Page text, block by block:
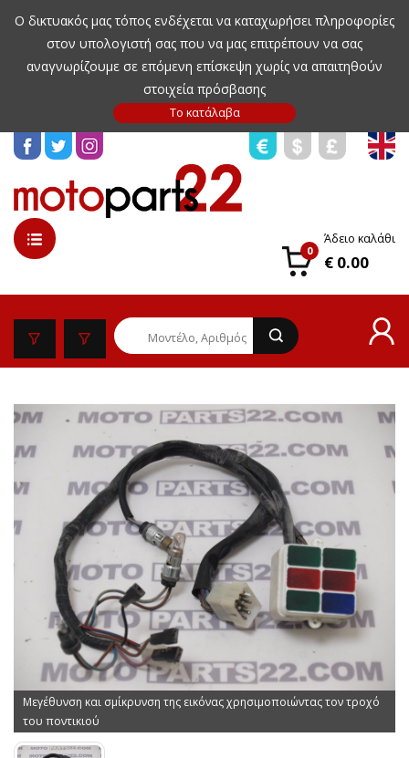
Ο δικτυακός μας τόπος ενδέχεται να καταχωρήσει πληροφορίες
στον υπολογιστή σας που να μας επιτρέπουν να σας
αναγνωρίζουμε σε επόμενη επίσκεψη χωρίς να απαιτηθούν
στοιχεία πρόσβασης
0
Άδειο καλάθι
€ 0.00
Μεγέθυνση και σμίκρυνση της εικόνας χρησιμοποιώντας τον τροχό
του ποντικιού